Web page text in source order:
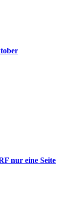
nur eine Seite